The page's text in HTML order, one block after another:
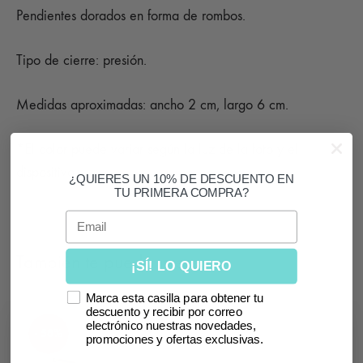
Pendientes dorados en forma de rombos.
Tipo de cierre: presión.
Medidas aproximadas: ancho 2 cm, largo 6 cm.
dispositivo.
También te puede interesar
SIN
STOCK
¿QUIERES UN 10% DE DESCUENTO EN
TU PRIMERA COMPRA?
Email
¡SÍ! LO QUIERO
Marca esta casilla para obtener tu
descuento y recibir por correo
electrónico nuestras novedades,
promociones y ofertas exclusivas.